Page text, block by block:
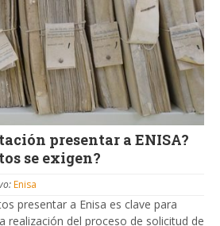
presentar a ENISA?
se exigen?
Enisa
presentar a Enisa es clave para
realización del proceso de solicitud de